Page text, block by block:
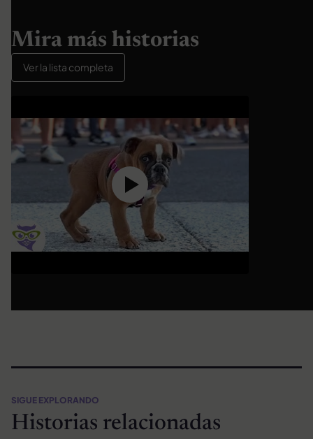
Mira más historias
Ver la lista completa
SIGUE EXPLORANDO
Historias relacionadas